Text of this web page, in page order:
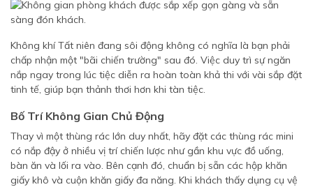
Không khí Tất niên đang sôi động không có nghĩa là bạn phải
chấp nhận một "bãi chiến trường" sau đó. Việc duy trì sự ngăn
nắp ngay trong lúc tiệc diễn ra hoàn toàn khả thi với vài sắp đặt
tinh tế, giúp bạn thảnh thơi hơn khi tàn tiệc.
Bố Trí Không Gian Chủ Động
Thay vì một thùng rác lớn duy nhất, hãy đặt các thùng rác mini
có nắp đậy ở nhiều vị trí chiến lược như gần khu vực đồ uống,
bàn ăn và lối ra vào. Bên cạnh đó, chuẩn bị sẵn các hộp khăn
giấy khô và cuộn khăn giấy đa năng. Khi khách thấy dụng cụ vệ